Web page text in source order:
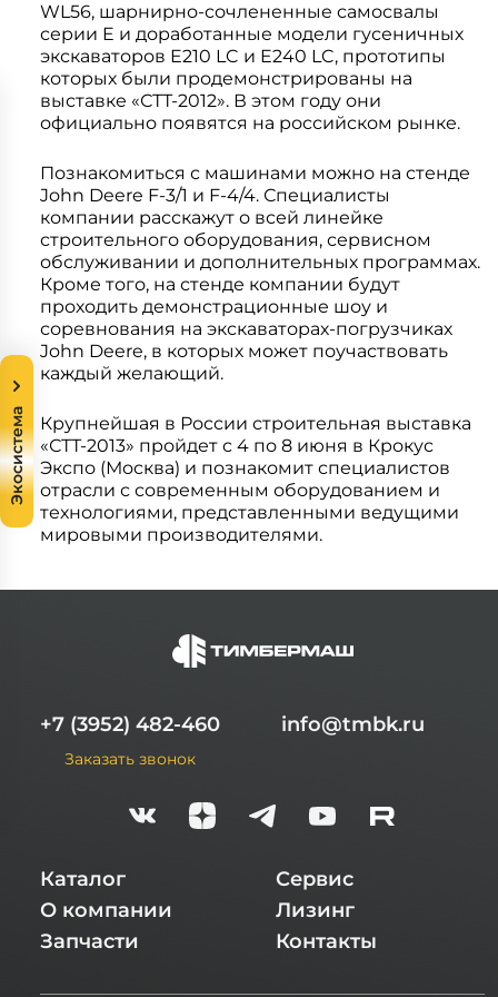
WL56, шарнирно-сочлененные самосвалы
серии E и доработанные модели гусеничных
экскаваторов E210 LC и E240 LC, прототипы
которых были продемонстрированы на
выставке «СТТ-2012». В этом году они
официально появятся на российском рынке.
Познакомиться с машинами можно на стенде
John Deere F-3/1 и F-4/4. Специалисты
компании расскажут о всей линейке
строительного оборудования, сервисном
обслуживании и дополнительных программах.
Кроме того, на стенде компании будут
проходить демонстрационные шоу и
соревнования на экскаваторах-погрузчиках
John Deere, в которых может поучаствовать
каждый желающий.
Крупнейшая в России строительная выставка
«СТТ-2013» пройдет с 4 по 8 июня в Крокус
Экспо (Москва) и познакомит специалистов
отрасли с современным оборудованием и
технологиями, представленными ведущими
мировыми производителями.
+7 (3952) 482-460
Заказать звонок
info@tmbk.ru
Каталог
О компании
Запчасти
Сервис
Лизинг
Контакты
Экосистема
Системы 3D нивелирования
Мини-погрузчики
Грейферные захваты
Посевная техника